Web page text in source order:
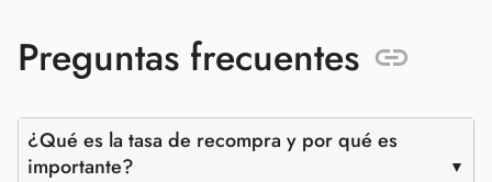
Preguntas frecuentes
¿Qué es la tasa de recompra y por qué es
importante?